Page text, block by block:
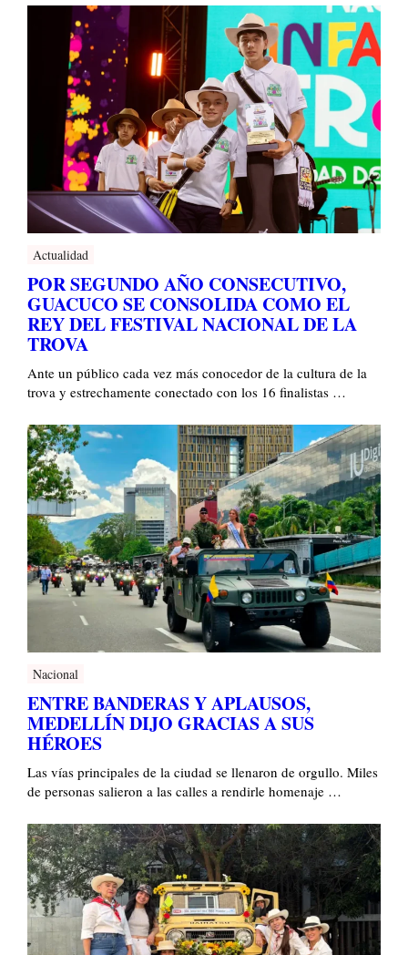
Actualidad
POR SEGUNDO AÑO CONSECUTIVO,
GUACUCO SE CONSOLIDA COMO EL
REY DEL FESTIVAL NACIONAL DE LA
TROVA
Ante un público cada vez más conocedor de la cultura de la
trova y estrechamente conectado con los 16 finalistas …
Nacional
ENTRE BANDERAS Y APLAUSOS,
MEDELLÍN DIJO GRACIAS A SUS
HÉROES
Las vías principales de la ciudad se llenaron de orgullo. Miles
de personas salieron a las calles a rendirle homenaje …